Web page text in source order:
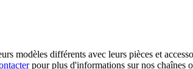
modèles différents avec leurs pièces et
pour plus d'informations sur nos chaînes